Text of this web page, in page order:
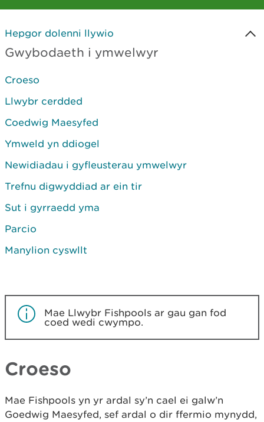
Hepgor dolenni llywio
Gwybodaeth i ymwelwyr
Croeso
Llwybr cerdded
Coedwig Maesyfed
Ymweld yn ddiogel
Newidiadau i gyfleusterau ymwelwyr
Trefnu digwyddiad ar ein tir
Sut i gyrraedd yma
Parcio
Manylion cyswllt
Mae Llwybr Fishpools ar gau gan fod
coed wedi cwympo.
Croeso
Mae Fishpools yn yr ardal sy’n cael ei galw’n
Goedwig Maesyfed, sef ardal o dir ffermio mynydd,